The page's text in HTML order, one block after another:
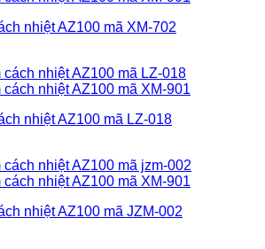
nhiệt AZ100 mã XM-702
nhiệt AZ100 mã LZ-018
nhiệt AZ100 mã JZM-002